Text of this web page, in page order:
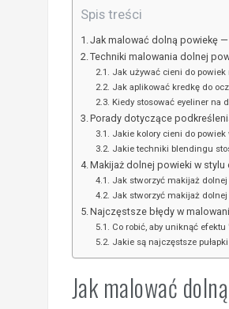
Spis treści
Jak malować dolną powiekę
Techniki malowania dolnej
Jak używać cieni do powiek
Jak aplikować kredkę do
Kiedy stosować eyeliner na
Porady dotyczące
Jakie kolory cieni do
Jakie techniki blendingu
Makijaż dolnej powieki w
Jak stworzyć makijaż
Jak stworzyć makijaż
Najczęstsze błędy w
Co robić, aby uniknąć
Jakie są najczęstsze
Jak malować